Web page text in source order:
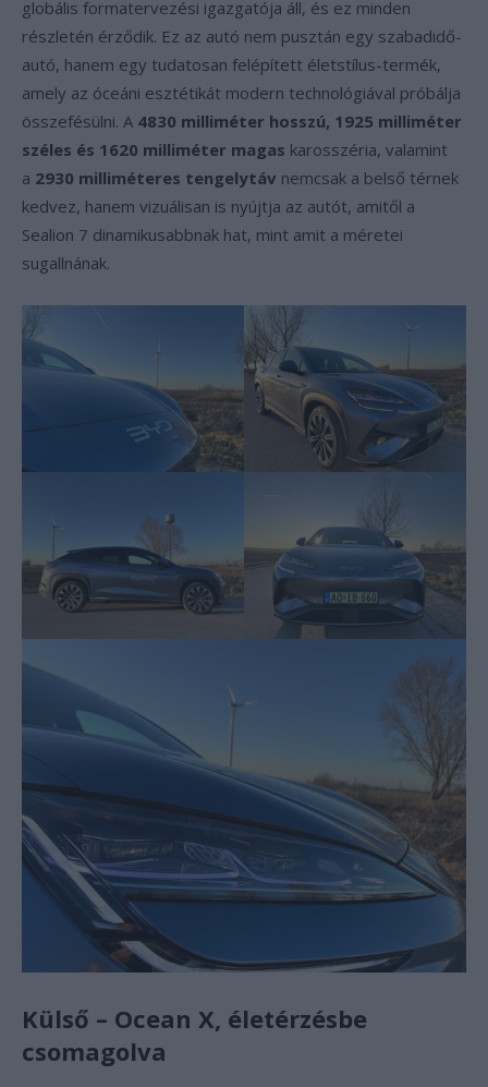
globális formatervezési igazgatója áll, és ez minden
részletén érződik. Ez az autó nem pusztán egy szabadidő-
autó, hanem egy tudatosan felépített életstílus-termék,
amely az óceáni esztétikát modern technológiával próbálja
összefésülni. A 4830 milliméter hosszú, 1925 milliméter
széles és 1620 milliméter magas karosszéria, valamint
a 2930 milliméteres tengelytáv nemcsak a belső térnek
kedvez, hanem vizuálisan is nyújtja az autót, amitől a
Sealion 7 dinamikusabbnak hat, mint amit a méretei
sugallnának.
Külső – Ocean X, életérzésbe
csomagolva